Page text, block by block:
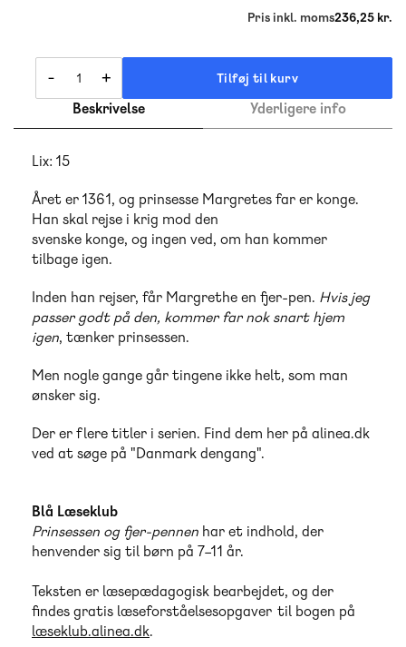
Pris inkl. moms236,25 kr.
- + Tilføj til kurv
Beskrivelse Yderligere info
Lix: 15
Året er 1361, og prinsesse Margretes far er konge.
Han skal rejse i krig mod den
svenske konge, og ingen ved, om han kommer
tilbage igen.
Inden han rejser, får Margrethe en fjer-pen. Hvis jeg
passer godt på den, kommer far nok snart hjem
igen, tænker prinsessen.
Men nogle gange går tingene ikke helt, som man
ønsker sig.
Der er flere titler i serien. Find dem her på alinea.dk
ved at søge på "Danmark dengang".
Blå Læseklub
Prinsessen og fjer-pennen har et indhold, der
henvender sig til børn på 7–11 år.
Teksten er læsepædagogisk bearbejdet, og der
findes gratis læseforståelsesopgaver til bogen på
læseklub.alinea.dk.